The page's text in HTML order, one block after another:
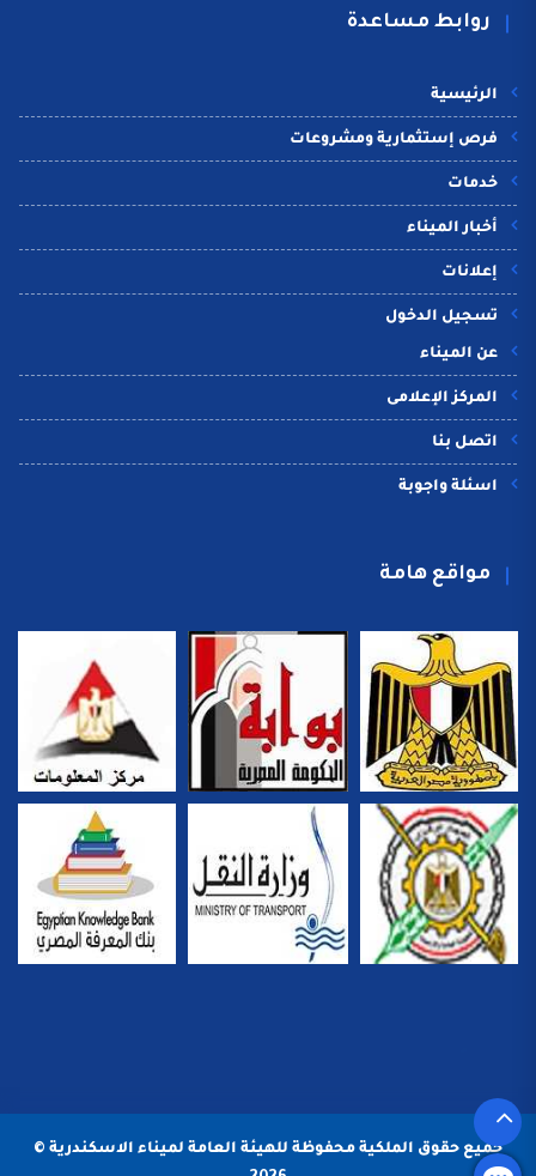
روابط مساعدة
الرئيسية
فرص إستثمارية ومشروعات
خدمات
أخبار الميناء
إعلانات
تسجيل الدخول
عن الميناء
المركز الإعلامى
اتصل بنا
اسئلة واجوبة
مواقع هامة
جميع حقوق الملكية محفوظة للهيئة العامة لميناء الاسكندرية ©